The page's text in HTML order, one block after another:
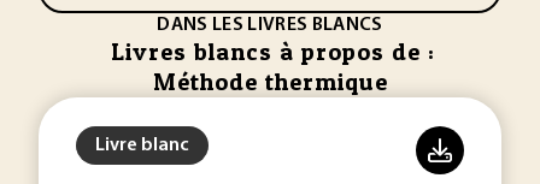
DANS LES LIVRES BLANCS
Livres blancs à propos de :
Méthode thermique
Livre blanc